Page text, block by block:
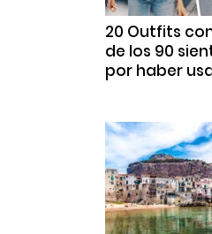
20 Outfits
de los 90
por haber